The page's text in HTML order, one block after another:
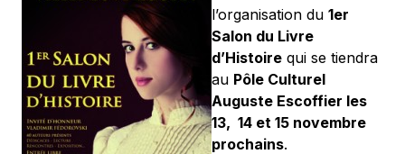
l’organisation du 1er
Salon du Livre
d’Histoirequi se tiendra
au Pôle Culturel
Auguste Escoffier les
13, 14 et 15 novembre
prochains.